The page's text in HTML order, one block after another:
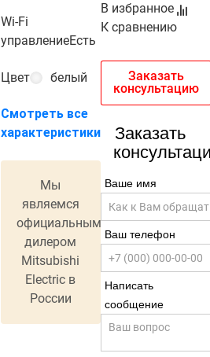
В избранное
К сравнению
Заказать
консультацию
Заказать
Ваше имя
Ваш телефон
Написать
сообщение
Wi-Fi
управлениеЕсть
Цвет белый
Смотреть все
характеристики
Мы
являемся
официальным
дилером
Mitsubishi
Electric в
России